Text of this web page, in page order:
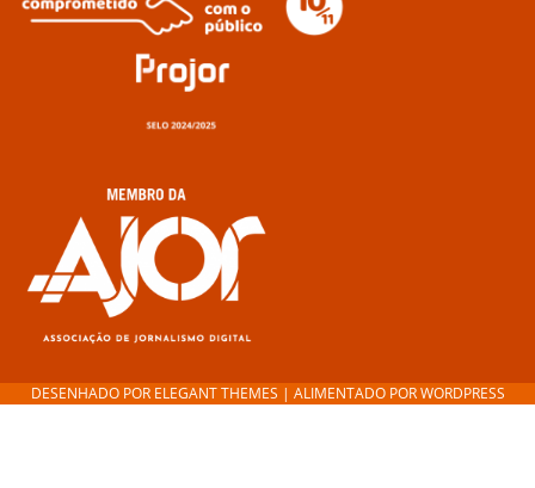
DESENHADO POR ELEGANT THEMES | ALIMENTADO PORWORDPRESS